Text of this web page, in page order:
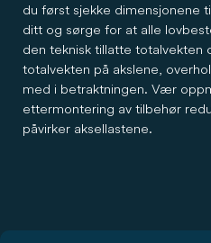
du først sjekke dimensjonene
ditt og sørge for at alle
den teknisk tillatte totalvekten
totalvekten på akslene,
med i betraktningen. Vær
ettermontering av tilbehør
påvirker aksellastene.